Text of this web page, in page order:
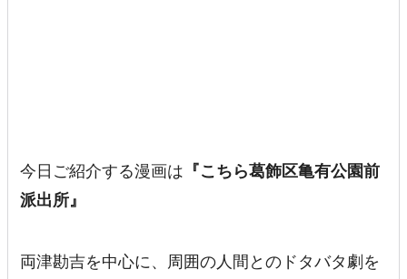
今日ご紹介する漫画は 『こちら葛飾区亀有公園前
派出所』
両津勘吉を中心に、周囲の人間とのドタバタ劇を